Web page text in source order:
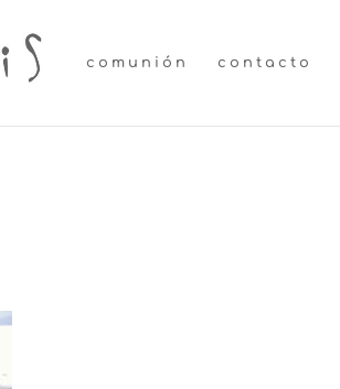
comunión contacto